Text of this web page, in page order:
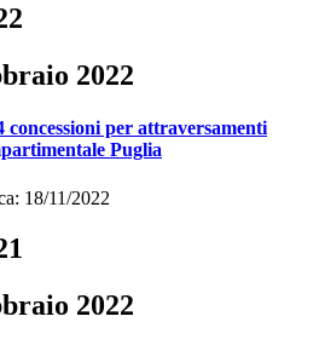
2022
concessioni per attraversamenti
Puglia
18/11/2022
2022